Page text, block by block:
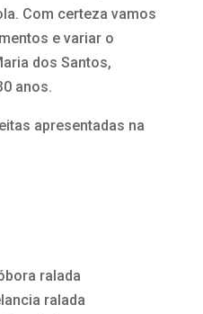
Com certeza vamos
e variar o
dos Santos,
anos.
apresentadas na
ralada
ralada